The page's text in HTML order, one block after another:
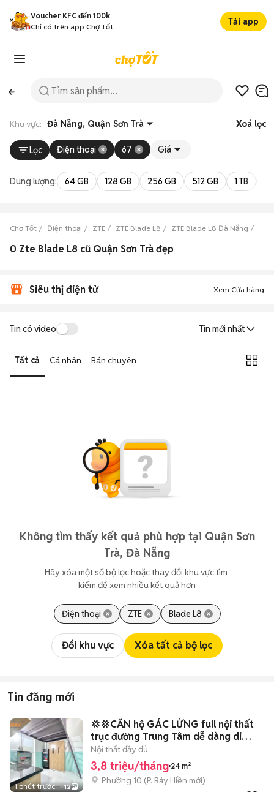
Voucher KFC đến 100k
Chỉ có trên app Chợ Tốt
Tải app
Khu vực: Đà Nẵng, Quận Sơn Trà Xoá lọc
Lọc Điện thoại 67 Giá
Dung lượng: 64 GB 128 GB 256 GB 512 GB 1 TB
Chợ Tốt Điện thoại ZTE ZTE Blade L8 ZTE Blade L8 Đà Nẵng
0 Zte Blade L8 cũ Quận Sơn Trà đẹp
Siêu thị điện tử Xem Cửa hàng
Tin có video Tin mới nhất
Tất cả Cá nhân Bán chuyên
Không tìm thấy kết quả phù hợp tại Quận Sơn
Trà, Đà Nẵng
Hãy xóa một số bộ lọc hoặc thay đổi khu vực tìm
kiếm để xem nhiều kết quả hơn
Điện thoại ZTE Blade L8
Đổi khu vực Xóa tất cả bộ lọc
Tin đăng mới
1 phút trước 12
💢💢CĂN hộ GÁC LỬNG full nội thất
trục đường Trung Tâm dễ dàng di
chuyển
Nội thất đầy đủ
3,8 triệu/tháng 24 m²
Phường 10 (P. Bảy Hiền mới)